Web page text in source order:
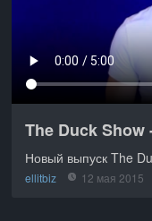
The Duck
Новый выпуск The
ellitbiz 12 мая 2015